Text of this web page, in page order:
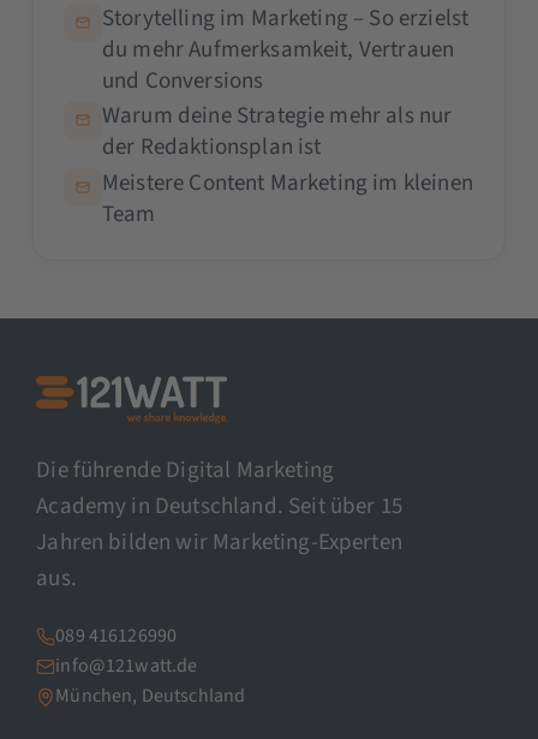
Storytelling im Marketing – So erzielst
du mehr Aufmerksamkeit, Vertrauen
und Conversions
Warum deine Strategie mehr als nur
der Redaktionsplan ist
Meistere Content Marketing im kleinen
Team
Die führende Digital Marketing
Academy in Deutschland. Seit über 15
Jahren bilden wir Marketing-Experten
aus.
089 416126990
info@121watt.de
München, Deutschland